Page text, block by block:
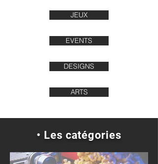
JEUX
EVENTS
DESIGNS
ARTS
• Les catégories